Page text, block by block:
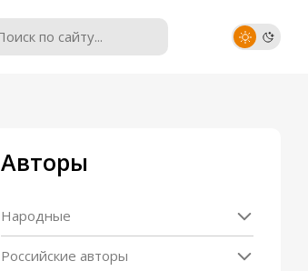
Авторы
Народные
Российские авторы